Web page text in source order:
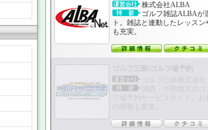
株式会社ALBA
ゴルフ雑誌ALBAが
ト。雑誌と連動したレッス
も充実。
ゴルフ三昧/ゴルフ場予約
ゴルフ三昧株式会社
関西・中部地方の
フ場予約サービスサイト。
の情報も豊富。